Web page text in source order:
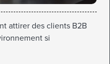
attirer des clients B2B
si